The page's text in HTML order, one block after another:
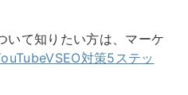
いて知りたい方は、マーケ
対策5ステッ